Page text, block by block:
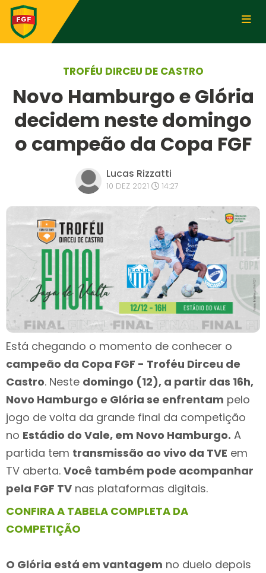
TROFÉU DIRCEU DE CASTRO
Novo Hamburgo e Glória
decidem neste domingo
o campeão da Copa FGF
Lucas Rizzatti
10 DEZ 2021 14:27
Está chegando o momento de conhecer o
campeão da Copa FGF - Troféu Dirceu de
Castro. Neste domingo (12), a partir das 16h,
Novo Hamburgo e Glória se enfrentam pelo
jogo de volta da grande final da competição
no Estádio do Vale, em Novo Hamburgo. A
partida tem transmissão ao vivo da TVE em
TV aberta. Você também pode acompanhar
pela FGF TV nas plataformas digitais.
CONFIRA A TABELA COMPLETA DA
COMPETIÇÃO
O Glória está em vantagem no duelo depois